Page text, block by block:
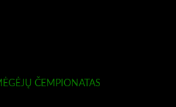
ČEMPIONATAS